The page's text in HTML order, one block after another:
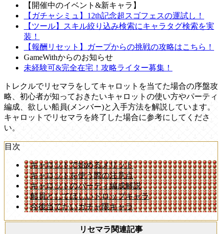
【開催中のイベント&新キャラ】
【ガチャシミュ】12th記念超スゴフェスの運試し！
【ツール】スキル絞り込み検索にキャラタグ検索を実
装！
【報酬リセット】ガープからの挑戦の攻略はこちら！
GameWithからのお知らせ
未経験可&完全在宅！攻略ライター募集！
トレクルでリセマラをしてキャロットを当てた場合の序盤攻
略、初心者が知っておきたいキャロットの使い方やパーティ
編成、欲しい船員(メンバー)と入手方法を解説しています。
キャロットでリセマラを終了した場合に参考にしてくださ
い。
目次
キャロットで始めるメリット
キャロットを使う際の注意点
キャロットのパーティ編成解説
船員としてほしいドロップキャラ
今後当てたいガチャ限キャラ
リセマラ関連記事